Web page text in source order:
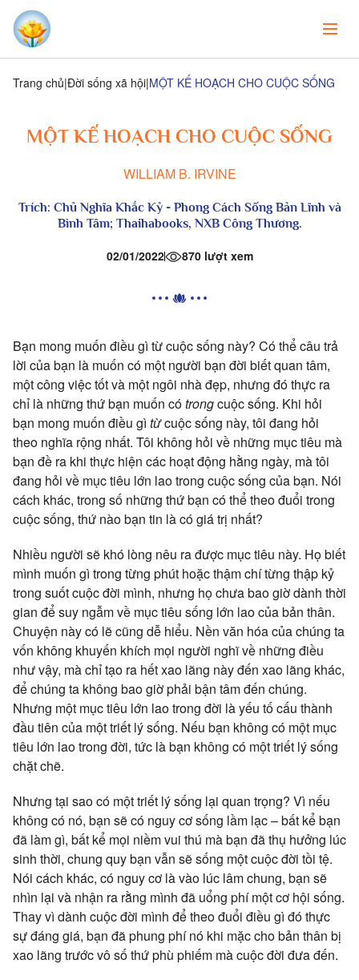
Trang chủ Đời sống xã hội MỘT KẾ HOẠCH CHO CUỘC SỐNG
MỘT KẾ HOẠCH CHO CUỘC SỐNG
WILLIAM B. IRVINE
Trích: Chủ Nghĩa Khắc Kỷ - Phong Cách Sống Bản Lĩnh và
Bình Tâm; Thaihabooks, NXB Công Thương.
02/01/2022 870 lượt xem
Bạn mong muốn điều gì từ cuộc sống này? Có thể câu trả
lời của bạn là muốn có một người bạn đời biết quan tâm,
một công việc tốt và một ngôi nhà đẹp, nhưng đó thực ra
chỉ là những thứ bạn muốn cótrongcuộc sống. Khi hỏi
bạn mong muốn điều gì từcuộc sống này, tôi đang hỏi
theo nghĩa rộng nhất. Tôi không hỏi về những mục tiêu mà
bạn đề ra khi thực hiện các hoạt động hằng ngày, mà tôi
đang hỏi về mục tiêu lớn lao trong cuộc sống của bạn. Nói
cách khác, trong số những thứ bạn có thể theo đuổi trong
cuộc sống, thứ nào bạn tin là có giá trị nhất?
Nhiều người sẽ khó lòng nêu ra được mục tiêu này. Họ biết
mình muốn gì trong từng phút hoặc thậm chí từng thập kỷ
trong suốt cuộc đời mình, nhưng họ chưa bao giờ dành thời
gian để suy ngẫm về mục tiêu sống lớn lao của bản thân.
Chuyện này có lẽ cũng dễ hiểu. Nền văn hóa của chúng ta
vốn không khuyến khích mọi người nghĩ về những điều
như vậy, mà chỉ tạo ra hết xao lãng này đến xao lãng khác,
để chúng ta không bao giờ phải bận tâm đến chúng.
Nhưng một mục tiêu lớn lao trong đời là yếu tố cấu thành
đầu tiên của một triết lý sống. Nếu bạn không có một mục
tiêu lớn lao trong đời, tức là bạn không có một triết lý sống
chặt chẽ.
Nhưng tại sao có một triết lý sống lại quan trọng? Vì nếu
không có nó, bạn sẽ có nguy cơ sống lầm lạc – bất kể bạn
đã làm gì, bất kể mọi niềm vui thú mà bạn đã thụ hưởng lúc
sinh thời, chung quy bạn vẫn sẽ sống một cuộc đời tồi tệ.
Nói cách khác, có nguy cơ là vào lúc lâm chung, bạn sẽ
nhìn lại và nhận ra rằng mình đã uổng phí một cơ hội sống.
Thay vì dành cuộc đời mình để theo đuổi điều gì đó thực
sự đáng giá, bạn đã phung phí nó khi mặc cho bản thân bị
xao lãng trước vô số thứ phù phiếm mà cuộc đời đưa đến.